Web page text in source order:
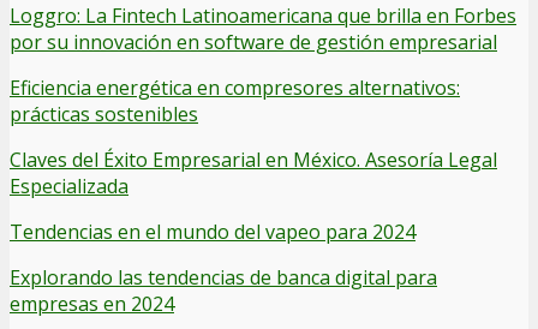
Loggro: La Fintech Latinoamericana que brilla en Forbes
por su innovación en software de gestión empresarial
Eficiencia energética en compresores alternativos:
prácticas sostenibles
Claves del Éxito Empresarial en México. Asesoría Legal
Especializada
Tendencias en el mundo del vapeo para 2024
Explorando las tendencias de banca digital para
empresas en 2024